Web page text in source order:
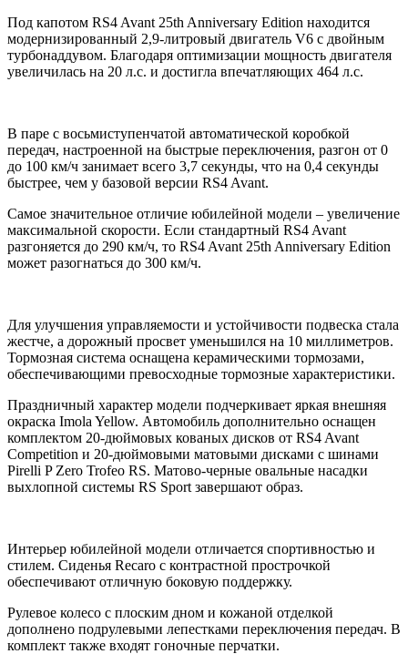
Под капотом RS4 Avant 25th Anniversary Edition находится
модернизированный 2,9-литровый двигатель V6 с двойным
турбонаддувом. Благодаря оптимизации мощность двигателя
увеличилась на 20 л.с. и достигла впечатляющих 464 л.с.
В паре с восьмиступенчатой автоматической коробкой
передач, настроенной на быстрые переключения, разгон от 0
до 100 км/ч занимает всего 3,7 секунды, что на 0,4 секунды
быстрее, чем у базовой версии RS4 Avant.
Самое значительное отличие юбилейной модели – увеличение
максимальной скорости. Если стандартный RS4 Avant
разгоняется до 290 км/ч, то RS4 Avant 25th Anniversary Edition
может разогнаться до 300 км/ч.
Для улучшения управляемости и устойчивости подвеска стала
жестче, а дорожный просвет уменьшился на 10 миллиметров.
Тормозная система оснащена керамическими тормозами,
обеспечивающими превосходные тормозные характеристики.
Праздничный характер модели подчеркивает яркая внешняя
окраска Imola Yellow. Автомобиль дополнительно оснащен
комплектом 20-дюймовых кованых дисков от RS4 Avant
Competition и 20-дюймовыми матовыми дисками с шинами
Pirelli P Zero Trofeo RS. Матово-черные овальные насадки
выхлопной системы RS Sport завершают образ.
Интерьер юбилейной модели отличается спортивностью и
стилем. Сиденья Recaro с контрастной прострочкой
обеспечивают отличную боковую поддержку.
Рулевое колесо с плоским дном и кожаной отделкой
дополнено подрулевыми лепестками переключения передач. В
комплект также входят гоночные перчатки.